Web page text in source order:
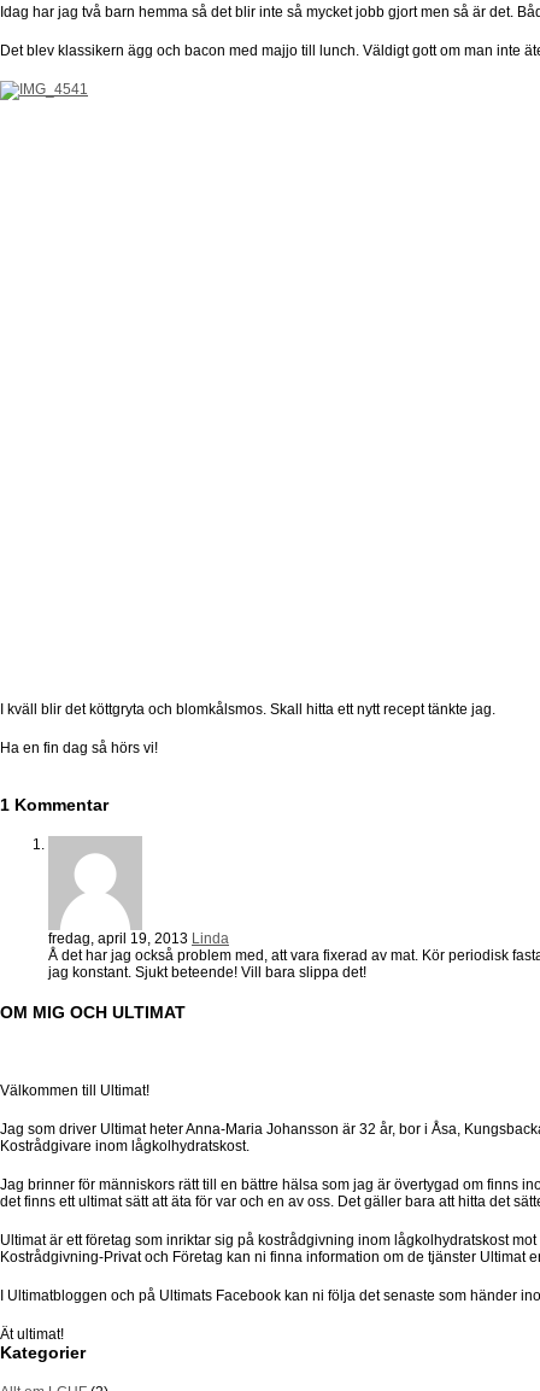
Idag har jag två barn hemma så det blir inte så mycket jobb gjort men så är det.
Det blev klassikern ägg och bacon med majjo till lunch. Väldigt gott om man inte
I kväll blir det köttgryta och blomkålsmos. Skall hitta ett nytt recept tänkte jag.
Ha en fin dag så hörs vi!
1 Kommentar
fredag, april 19, 2013 Linda
Å det har jag också problem med, att vara fixerad av mat. Kör periodisk
jag konstant. Sjukt beteende! Vill bara slippa det!
OM MIG OCH ULTIMAT
Välkommen till Ultimat!
Jag som driver Ultimat heter Anna-Maria Johansson är 32 år, bor i Åsa,
Kostrådgivare inom lågkolhydratskost.
Jag brinner för människors rätt till en bättre hälsa som jag är övertygad om finns
det finns ett ultimat sätt att äta för var och en av oss. Det gäller bara att hitta det
Ultimat är ett företag som inriktar sig på kostrådgivning inom lågkolhydratskost
Kostrådgivning-Privat och Företag kan ni finna information om de tjänster Ultimat
I Ultimatbloggen och på Ultimats Facebook kan ni följa det senaste som händer
Ät ultimat!
Kategorier